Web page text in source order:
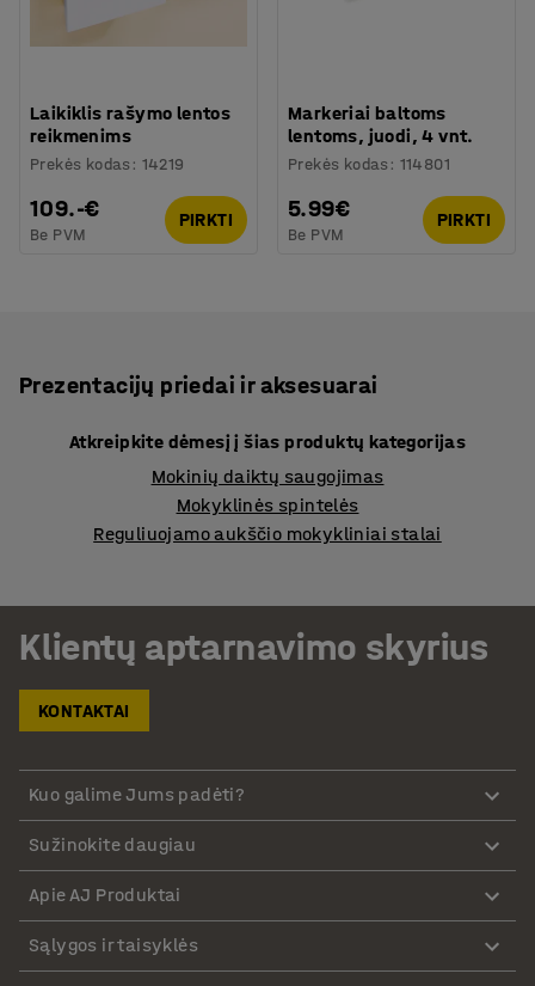
Laikiklis rašymo lentos
reikmenims
Prekės kodas : 14219
109.-€
Be PVM
PIRKTI
Markeriai baltoms
lentoms, juodi, 4 vnt.
Prekės kodas : 114801
5.99€
Be PVM
PIRKTI
Prezentacijų priedai ir aksesuarai
Atkreipkite dėmesį į šias produktų kategorijas
Mokinių daiktų saugojimas
Mokyklinės spintelės
Reguliuojamo aukščio mokykliniai stalai
Klientų aptarnavimo skyrius
KONTAKTAI
Kuo galime Jums padėti?
Sužinokite daugiau
Apie AJ Produktai
Sąlygos ir taisyklės